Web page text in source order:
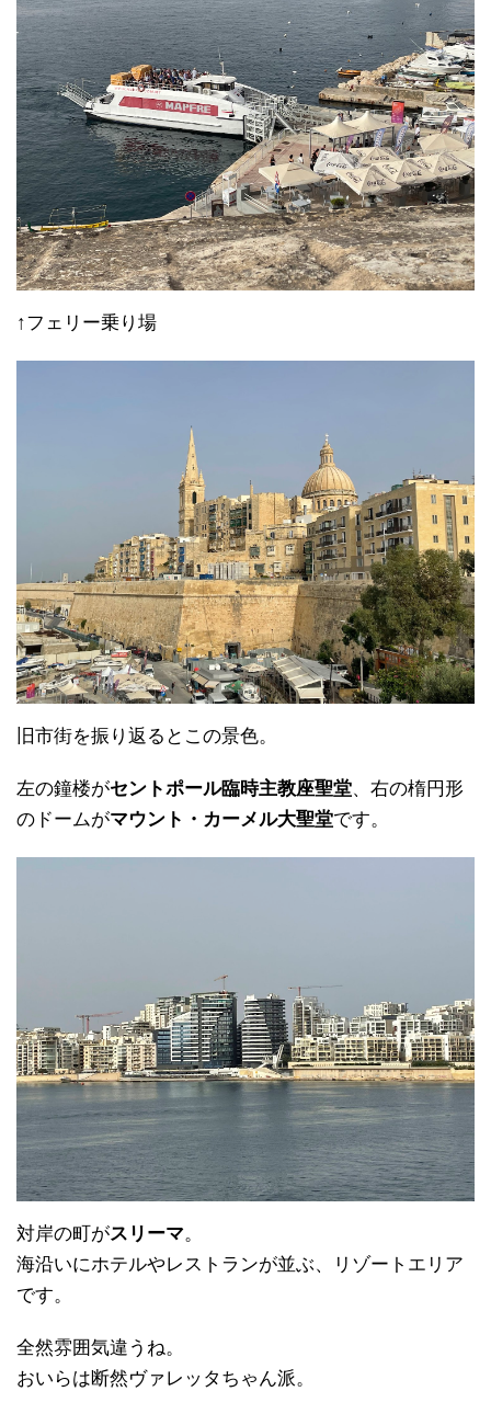
↑フェリー乗り場
旧市街を振り返るとこの景色。
左の鐘楼がセントポール臨時主教座聖堂、右の楕円形
のドームがマウント・カーメル大聖堂です。
対岸の町がスリーマ。
海沿いにホテルやレストランが並ぶ、リゾートエリア
です。
全然雰囲気違うね。
おいらは断然ヴァレッタちゃん派。